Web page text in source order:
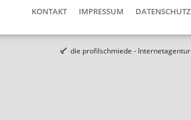
KONTAKT IMPRESSUM DATENSCHUTZ
die profilschmiede - Internetagentur